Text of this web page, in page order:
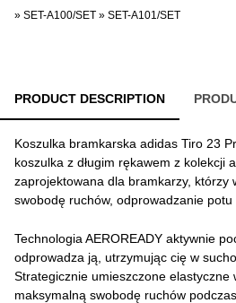
» SET-A100/SET » SET-A101/SET
PRODUCT DESCRIPTION
Koszulka bramkarska adidas Tiro 23
koszulka z długim rękawem z kolekcji
zaprojektowana dla bramkarzy, którzy
swobodę ruchów, odprowadzanie potu
Technologia AEROREADY aktywnie
odprowadza ją, utrzymując cię w
Strategicznie umieszczone elastyczne
maksymalną swobodę ruchów